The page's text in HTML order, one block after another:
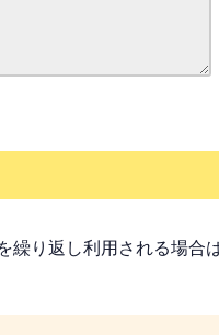
り返し利用される場合